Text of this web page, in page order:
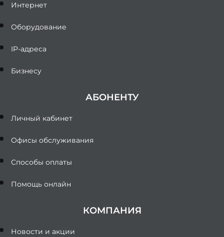
Интернет
Оборудование
IP-адреса
Бизнесу
АБОНЕНТУ
Личный кабинет
Офисы обслуживания
Способы оплаты
Помощь онлайн
КОМПАНИЯ
Новости и акции